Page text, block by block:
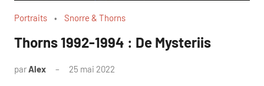
Portraits Snorre & Thorns
Thorns 1992-1994 : De Mysteriis
parAlex 25 mai 2022